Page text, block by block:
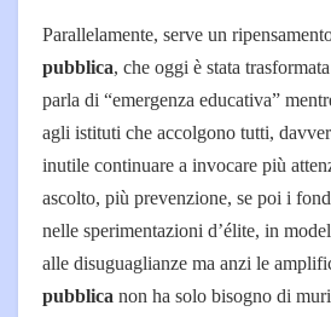
Parallelamente, serve un
pubblica, che oggi è stata
parla di “emergenza educativa”
agli istituti che accolgono tutti,
inutile continuare a invocare più
ascolto, più prevenzione, se poi i
nelle sperimentazioni d’élite, in
alle disuguaglianze ma anzi le
pubblica non ha solo bisogno di